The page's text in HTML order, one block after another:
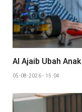
AI Ajaib Ubah
05-08-2026 - 15.04